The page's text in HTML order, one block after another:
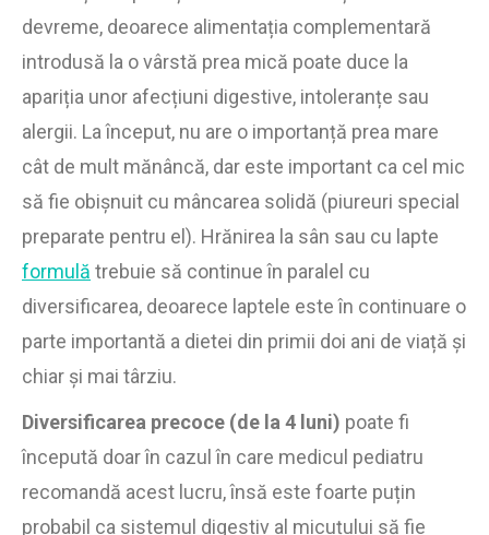
devreme, deoarece alimentația complementară
introdusă la o vârstă prea mică poate duce la
apariția unor afecțiuni digestive, intoleranțe sau
alergii. La început, nu are o importanță prea mare
cât de mult mănâncă, dar este important ca cel mic
să fie obișnuit cu mâncarea solidă (piureuri special
preparate pentru el). Hrănirea la sân sau cu lapte
formulă trebuie să continue în paralel cu
diversificarea, deoarece laptele este în continuare o
parte importantă a dietei din primii doi ani de viață și
chiar și mai târziu.
Diversificarea precoce (de la 4 luni) poate fi
începută doar în cazul în care medicul pediatru
recomandă acest lucru, însă este foarte puțin
probabil ca sistemul digestiv al micuțului să fie